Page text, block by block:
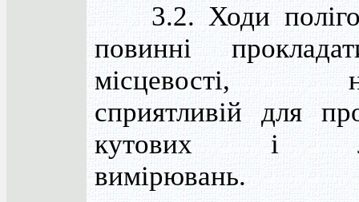
3.2. Ходи
повинні
місцевості,
сприятливій для
кутових і
вимірювань.